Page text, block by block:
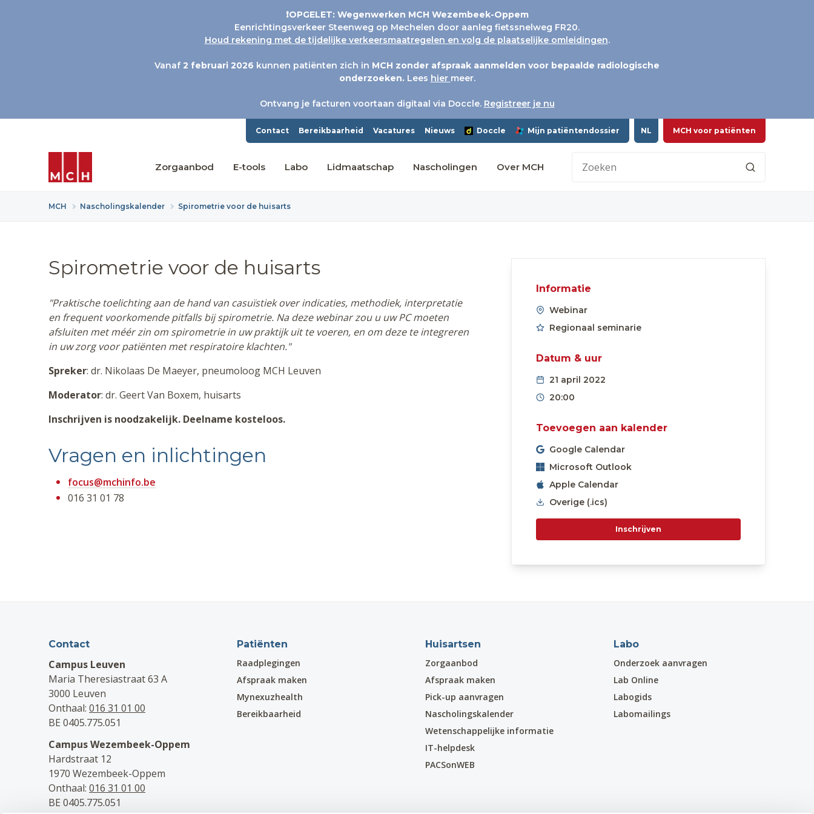
❗OPGELET: Wegenwerken MCH Wezembeek-Oppem
Eenrichtingsverkeer Steenweg op Mechelen door aanleg fietssnelweg FR20.
Houd rekening met de tijdelijke verkeersmaatregelen en volg de plaatselijke omleidingen.
Vanaf 2 februari 2026 kunnen patiënten zich in MCH zonder afspraak aanmelden voor bepaalde radiologische
onderzoeken. Lees hier meer.
Ontvang je facturen voortaan digitaal via Doccle. Registreer je nu
Contact Bereikbaarheid Vacatures Nieuws Doccle Mijn patiëntendossier NL MCH voor patiënten
Zorgaanbod E-tools Labo Lidmaatschap Nascholingen Over MCH
MCH Nascholingskalender Spirometrie voor de huisarts
Spirometrie voor de huisarts
"Praktische toelichting aan de hand van casuïstiek over indicaties, methodiek, interpretatie
en frequent voorkomende pitfalls bij spirometrie. Na deze webinar zou u uw PC moeten
afsluiten met méér zin om spirometrie in uw praktijk uit te voeren, en om deze te integreren
in uw zorg voor patiënten met respiratoire klachten."
Spreker: dr. Nikolaas De Maeyer, pneumoloog MCH Leuven
Moderator: dr. Geert Van Boxem, huisarts
Inschrijven is noodzakelijk. Deelname kosteloos.
Vragen en inlichtingen
focus@mchinfo.be
016 31 01 78
Informatie
Webinar
Regionaal seminarie
Datum & uur
21 april 2022
20:00
Toevoegen aan kalender
Google Calendar
Microsoft Outlook
Apple Calendar
Overige (.ics)
Inschrijven
Contact
Campus Leuven
Maria Theresiastraat 63 A
3000 Leuven
Onthaal: 016 31 01 00
BE 0405.775.051
Campus Wezembeek-Oppem
Hardstraat 12
1970 Wezembeek-Oppem
Onthaal: 016 31 01 00
BE 0405.775.051
Patiënten
Raadplegingen
Afspraak maken
Mynexuzhealth
Bereikbaarheid
Huisartsen
Zorgaanbod
Afspraak maken
Pick-up aanvragen
Nascholingskalender
Wetenschappelijke informatie
IT-helpdesk
PACSonWEB
Labo
Onderzoek aanvragen
Lab Online
Labogids
Labomailings